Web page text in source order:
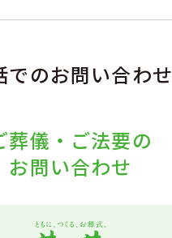
でのお問い合わせ
葬儀・ご法要の
お問い合わせ